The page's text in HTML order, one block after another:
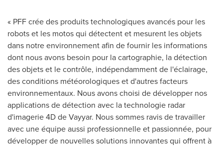
« PFF crée des produits technologiques avancés pour les
robots et les motos qui détectent et mesurent les objets
dans notre environnement afin de fournir les informations
dont nous avons besoin pour la cartographie, la détection
des objets et le contrôle, indépendamment de l'éclairage,
des conditions météorologiques et d'autres facteurs
environnementaux. Nous avons choisi de développer nos
applications de détection avec la technologie radar
d'imagerie 4D de Vayyar. Nous sommes ravis de travailler
avec une équipe aussi professionnelle et passionnée, pour
développer de nouvelles solutions innovantes qui offrent à